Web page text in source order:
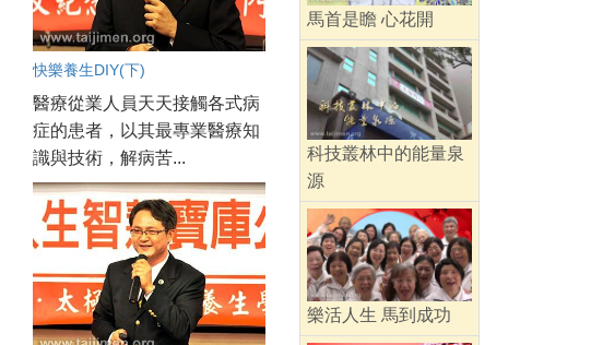
快樂養生DIY(下)
醫療從業人員天天接觸各式病
症的患者，以其最專業醫療知
識與技術，解病苦...
馬首是瞻 心花開
科技叢林中的能量泉
源
樂活人生 馬到成功